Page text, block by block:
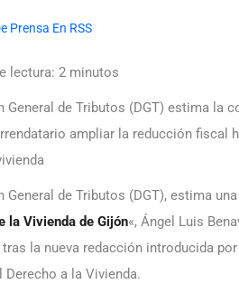
Prensa En RSS
lectura: 2 minutos
General de Tributos (DGT) estima la
ampliar la reducción fiscal
General de Tributos (DGT), estima
la Vivienda de Gijón«, Ángel Luis
tras la nueva redacción introducida
Derecho a la Vivienda.